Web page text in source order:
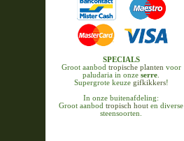
SPECIALS
Groot aanbod tropische planten voor
paludaria in onze serre
Supergrote keuze gifkikkers!
In onze buitenafdeling:
Groot aanbod tropisch hout en diverse
steensoorten.